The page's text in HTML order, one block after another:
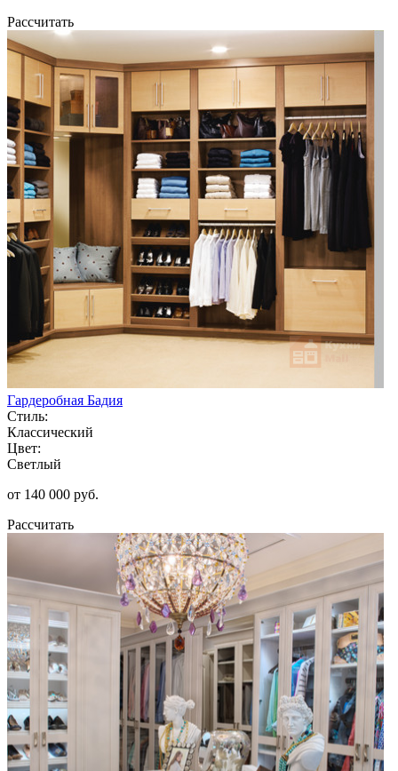
Рассчитать
Гардеробная Бадия
Стиль:
Классический
Цвет:
Светлый
от 140 000 руб.
Рассчитать